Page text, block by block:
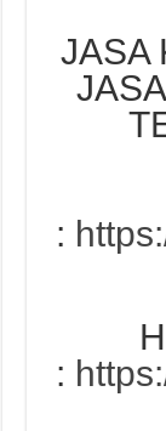
JASA
:
: